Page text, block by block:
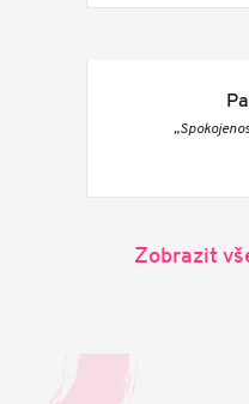
Zobrazit